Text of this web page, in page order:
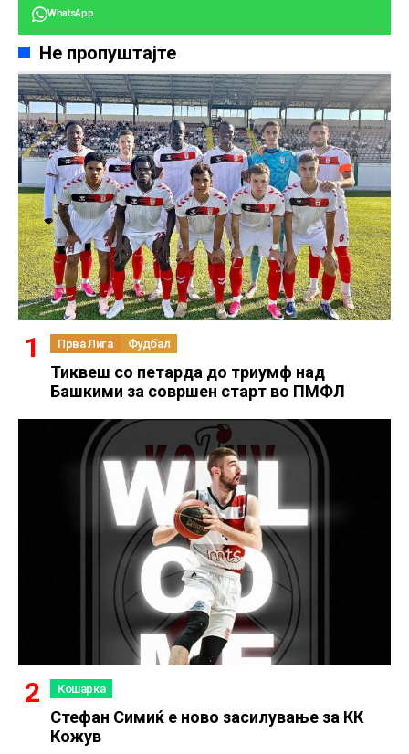
WhatsApp
Не пропуштајте
Прва Лига Фудбал
Тиквеш со петарда до триумф над
Башкими за совршен старт во ПМФЛ
Кошарка
Стефан Симиќ е ново засилување за КК
Кожув